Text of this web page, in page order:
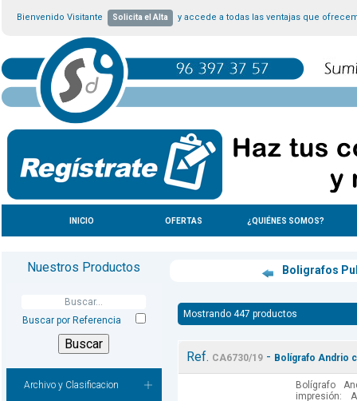
Bienvenido Visitante Solicita el Alta y accede a todas las ventajas que
INICIO OFERTAS ¿QUIÉNES SOMOS?
Nuestros Productos
Buscar por Referencia
Archivo y Clasificacion
Boligrafos
Mostrando 447 productos
Ref. CA6730/19- Bolígrafo Andrio
Bolígrafo
impresión: